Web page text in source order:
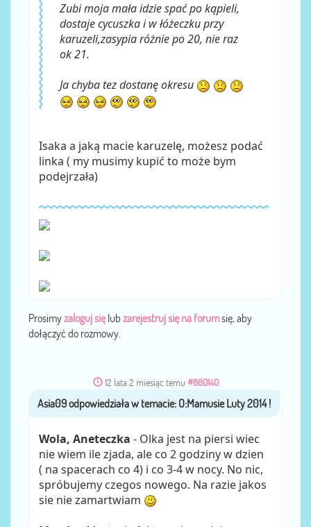
Zubi moja mała idzie spać po kąpieli,
dostaje cycuszka i w łóżeczku przy
karuzeli,zasypia różnie po 20, nie raz
ok 21.
Ja chyba tez dostanę okresu
Isaka a jaką macie karuzelę, możesz podać
linka ( my musimy kupić to może bym
podejrzała)
Prosimyzaloguj sięlub zarejestruj się na forumsię, aby
dołączyć do rozmowy.
12 lata 2 miesiąc temu #880140
przezAsia09
Wola, Aneteczka - Olka jest na piersi wiec
nie wiem ile zjada, ale co 2 godziny w dzien
( na spacerach co 4) i co 3-4 w nocy. No nic,
spróbujemy czegos nowego. Na razie jakos
sie nie zamartwiam